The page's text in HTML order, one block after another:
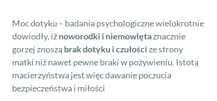
Moc dotyku – badania psychologiczne wielokrotnie
dowiodły, iżnoworodki i niemowlętaznacznie
gorzej znoszą brak dotyku i czułości ze strony
matki niż nawet pewne braki w pożywieniu. Istotą
macierzyństwa jest więc dawanie poczucia
bezpieczeństwa i miłości